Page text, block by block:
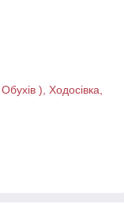
), Ходосівка,